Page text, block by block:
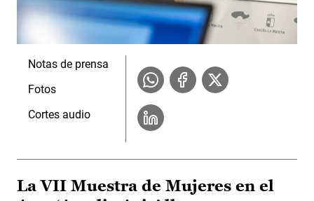
Notas de prensa
Fotos
Cortes audio
La VII Muestra de Mujeres en el